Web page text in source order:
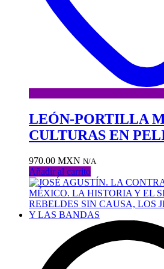
LEÓN-PORTILLA
CULTURAS EN
970.00 MXN N/A
Añadir al carrito